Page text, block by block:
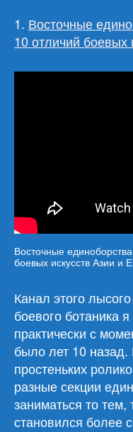
1. Восточные
10 отличий боевых
Восточные
боевых искусств Азии и
Канал этого
боевого ботаника
практически с
было лет 10
простеньких
разные секции
заниматься то
становился более